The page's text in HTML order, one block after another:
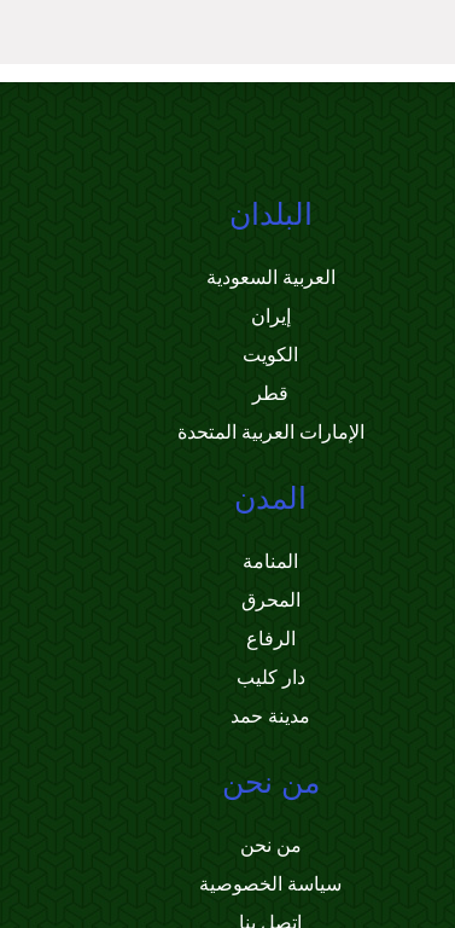
البلدان
العربية السعودية
إيران
الكويت
قطر
الإمارات العربية المتحدة
المدن
المنامة
المحرق
الرفاع
دار كليب
مدينة حمد
من نحن
من نحن
سياسة الخصوصية
اتصل بنا